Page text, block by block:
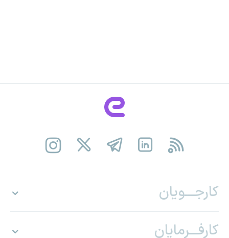
کارجـــویان
کارفـــرمایان